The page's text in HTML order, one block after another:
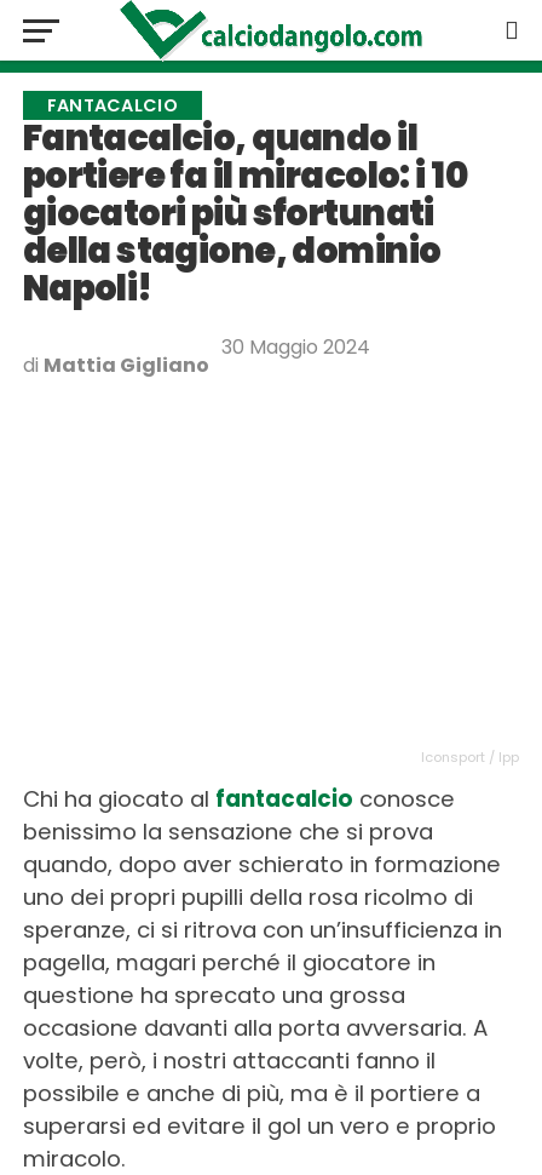
FANTACALCIO
Fantacalcio, quando il
portiere fa il miracolo: i 10
giocatori più sfortunati
della stagione, dominio
Napoli!
di Mattia Gigliano
30 Maggio 2024
Iconsport / Ipp
Chi ha giocato al fantacalcio conosce
benissimo la sensazione che si prova
quando, dopo aver schierato in formazione
uno dei propri pupilli della rosa ricolmo di
speranze, ci si ritrova con un’insufficienza in
pagella, magari perché il giocatore in
questione ha sprecato una grossa
occasione davanti alla porta avversaria. A
volte, però, i nostri attaccanti fanno il
possibile e anche di più, ma è il portiere a
superarsi ed evitare il gol un vero e proprio
miracolo.